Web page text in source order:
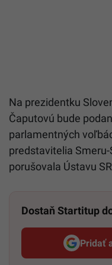
Na prezidentku
Čaputovú bude
parlamentných
predstavitelia
porušovala Ústavu
Dostaň Startitup
Pridať